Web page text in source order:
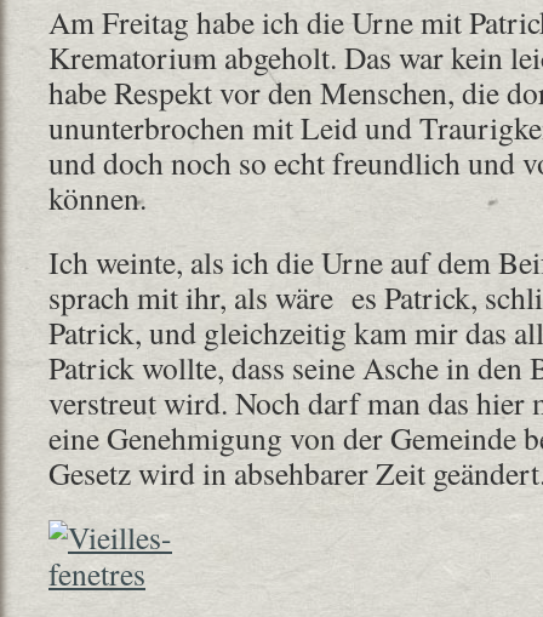
Am Freitag habe ich die Urne mit
Krematorium abgeholt. Das war kein
habe Respekt vor den Menschen, die
ununterbrochen mit Leid und
und doch noch so echt freundlich und
können.
Ich weinte, als ich die Urne auf dem
sprach mit ihr, als wäre es Patrick,
Patrick, und gleichzeitig kam mir das
Patrick wollte, dass seine Asche in den
verstreut wird. Noch darf man das hier
eine Genehmigung von der Gemeinde
Gesetz wird in absehbarer Zeit